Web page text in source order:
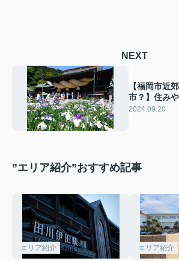
NEXT
【福岡市近
市？】住み
て・新築建
2024.09.20
”エリア紹介”おすすめ記事
エリア紹介 エリア紹介